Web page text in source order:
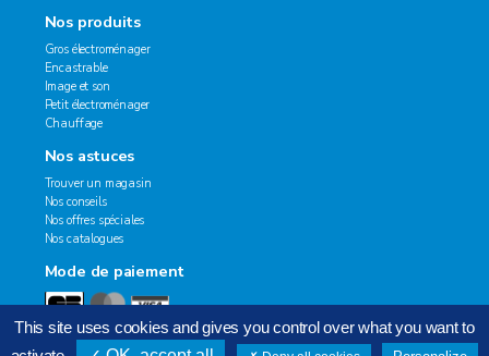
Nos produits
Gros électroménager
Encastrable
Image et son
Petit électroménager
Chauffage
Nos astuces
Trouver un magasin
Nos conseils
Nos offres spéciales
Nos catalogues
Mode de paiement
This site uses cookies and gives you control over what you want to